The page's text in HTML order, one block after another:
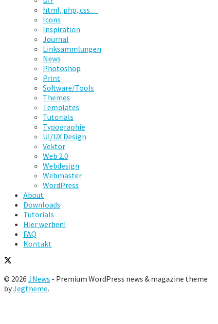
html, php, css…
Icons
Inspiration
Journal
Linksammlungen
News
Photoshop
Print
Software/Tools
Themes
Templates
Tutorials
Typographie
UI/UX Design
Vektor
Web 2.0
Webdesign
Webmaster
WordPress
About
Downloads
Tutorials
Hier werben!
FAQ
Kontakt
© 2026 JNews - Premium WordPress news & magazine theme
byJegtheme.